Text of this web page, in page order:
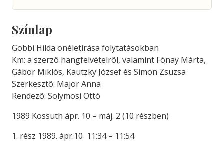
Színlap
Gobbi Hilda önéletírása folytatásokban
Km: a szerzô hangfelvételrôl, valamint Fónay Márta,
Gábor Miklós, Kautzky József és Simon Zsuzsa
Szerkesztô: Major Anna
Rendezô: Solymosi Ottó
1989 Kossuth ápr. 10 – máj. 2 (10 részben)
1. rész 1989. ápr.10 11:34 – 11:54